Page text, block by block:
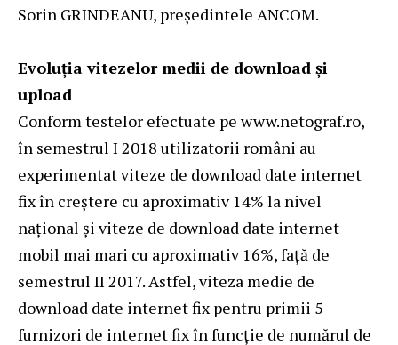
Sorin GRINDEANU, președintele ANCOM.
Evoluția vitezelor medii de download și
upload
Conform testelor efectuate pe www.netograf.ro,
în semestrul I 2018 utilizatorii români au
experimentat viteze de download date internet
fix în creștere cu aproximativ 14% la nivel
național și viteze de download date internet
mobil mai mari cu aproximativ 16%, față de
semestrul II 2017. Astfel, viteza medie de
download date internet fix pentru primii 5
furnizori de internet fix în funcție de numărul de